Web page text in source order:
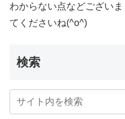
わからない点などござい
てくださいね(^o^)
検索